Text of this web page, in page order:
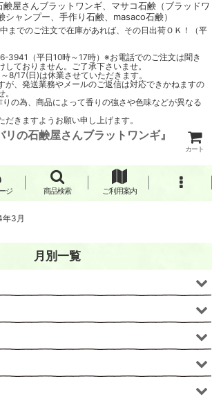
屋さんブラットワンギ、マサコ石鹸（ブラッドワ
シャンプー、手作り石鹸、masaco石鹸）
までのご注文で在庫があれば、その日出荷ＯＫ！（平
3941（平日10時～17時）※お電話でのご注文は聞き
ておりません。ご了承下さいませ。
8/17(日)は休業させていただきます。
が、発送業務やメールのご返信は対応できかねますの
の為、商品によって香りの強さや色味などが異なる
きますようお願い申し上げます。
の石鹸屋さんブラットワンギ』
カート
ジ 商品検索 ご利用案内
年3月
月別一覧